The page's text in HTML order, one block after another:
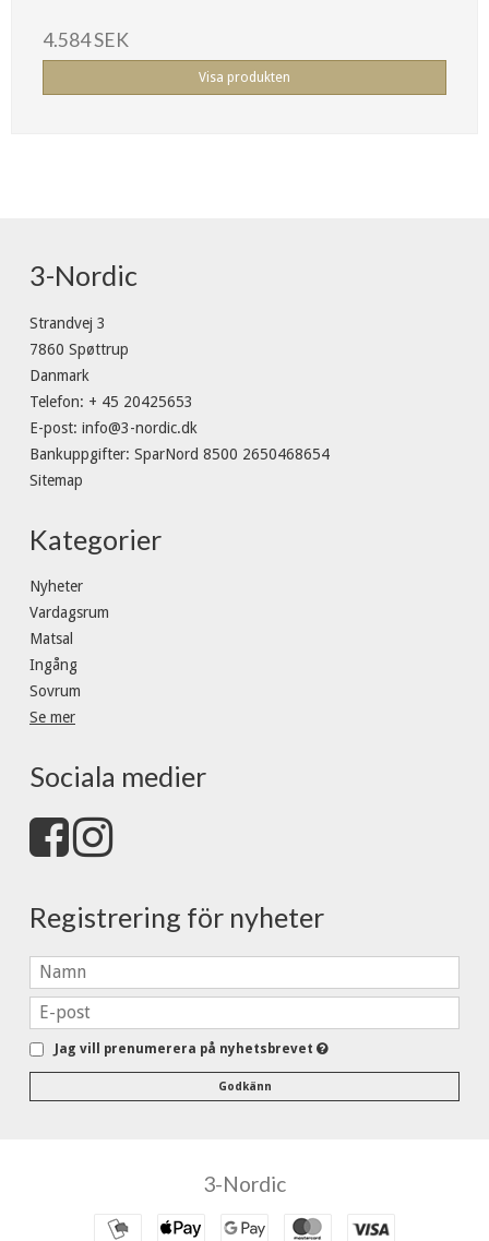
4.584 SEK
Visa produkten
3-Nordic
Strandvej 3
7860 Spøttrup
Danmark
Telefon: + 45 20425653
E-post: info@3-nordic.dk
Bankuppgifter: SparNord 8500 2650468654
Sitemap
Kategorier
Nyheter
Vardagsrum
Matsal
Ingång
Sovrum
Se mer
Sociala medier
Registrering för nyheter
Jag vill prenumerera på nyhetsbrevet
Godkänn
3-Nordic